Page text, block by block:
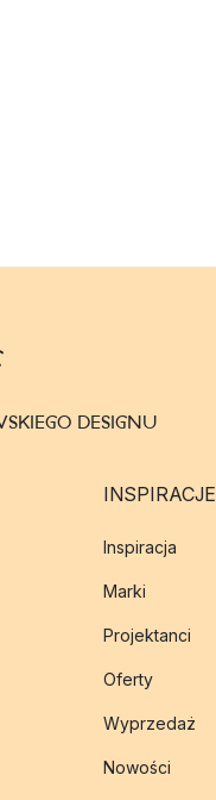
DESIGNU
INSPIRACJE
Inspiracja
Marki
Projektanci
Oferty
Wyprzedaż
Nowości